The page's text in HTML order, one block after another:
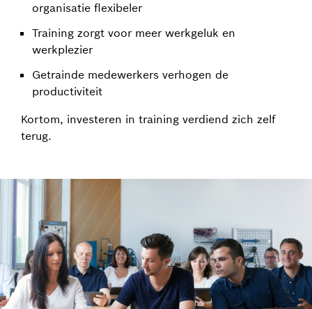
organisatie flexibeler
Training zorgt voor meer werkgeluk en
werkplezier
Getrainde medewerkers verhogen de
productiviteit
Kortom, investeren in training verdiend zich zelf
terug.